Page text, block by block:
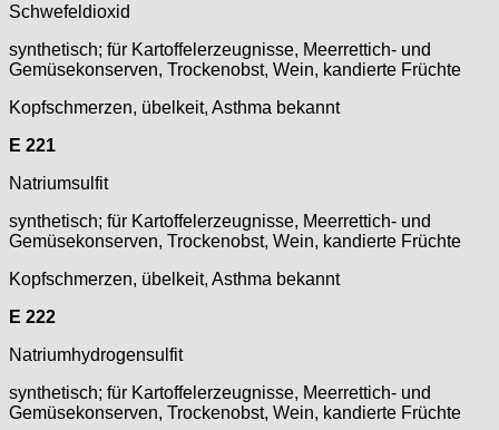
Schwefeldioxid
synthetisch; für Kartoffelerzeugnisse, Meerrettich- und
Gemüsekonserven, Trockenobst, Wein, kandierte Früchte
Kopfschmerzen, übelkeit, Asthma bekannt
E 221
Natriumsulfit
synthetisch; für Kartoffelerzeugnisse, Meerrettich- und
Gemüsekonserven, Trockenobst, Wein, kandierte Früchte
Kopfschmerzen, übelkeit, Asthma bekannt
E 222
Natriumhydrogensulfit
synthetisch; für Kartoffelerzeugnisse, Meerrettich- und
Gemüsekonserven, Trockenobst, Wein, kandierte Früchte